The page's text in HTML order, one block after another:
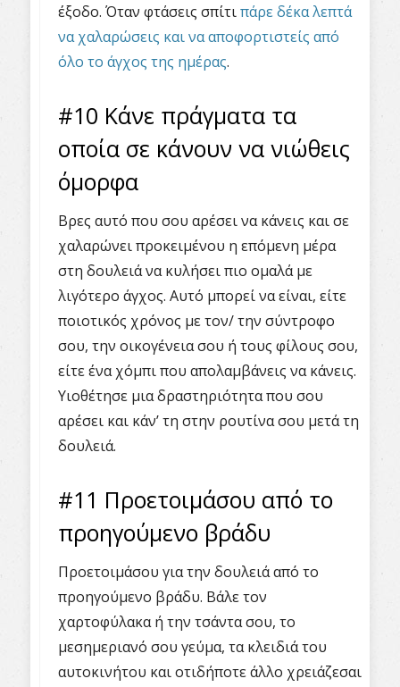
έξοδο. Όταν φτάσεις σπίτιπάρε δέκα λεπτά
να χαλαρώσεις και να αποφορτιστείς από
όλο το άγχος της ημέρας.
#10 Κάνε πράγματα τα
οποία σε κάνουν να νιώθεις
όμορφα
Βρες αυτό που σου αρέσει να κάνεις και σε
χαλαρώνει προκειμένου η επόμενη μέρα
στη δουλειά να κυλήσει πιο ομαλά με
λιγότερο άγχος. Αυτό μπορεί να είναι, είτε
ποιοτικός χρόνος με τον/ την σύντροφο
σου, την οικογένεια σου ή τους φίλους σου,
είτε ένα χόμπι που απολαμβάνεις να κάνεις.
Υιοθέτησε μια δραστηριότητα που σου
αρέσει και κάν’ τη στην ρουτίνα σου μετά τη
δουλειά.
#11 Προετοιμάσου από το
προηγούμενο βράδυ
Προετοιμάσου για την δουλειά από το
προηγούμενο βράδυ. Βάλε τον
χαρτοφύλακα ή την τσάντα σου, το
μεσημεριανό σου γεύμα, τα κλειδιά του
αυτοκινήτου και οτιδήποτε άλλο χρειάζεσαι